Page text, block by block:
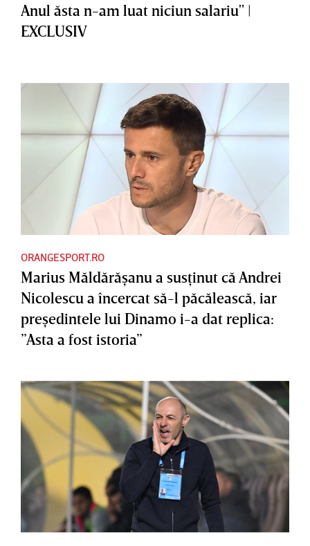
Anul ăsta n-am luat niciun salariu" |
EXCLUSIV
ORANGESPORT.RO
Marius Măldărăşanu a susţinut că Andrei
Nicolescu a încercat să-l păcălească, iar
preşedintele lui Dinamo i-a dat replica:
”Asta a fost istoria”